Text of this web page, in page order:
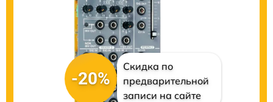
-20%
Скидка по
предварительной
записи на сайте